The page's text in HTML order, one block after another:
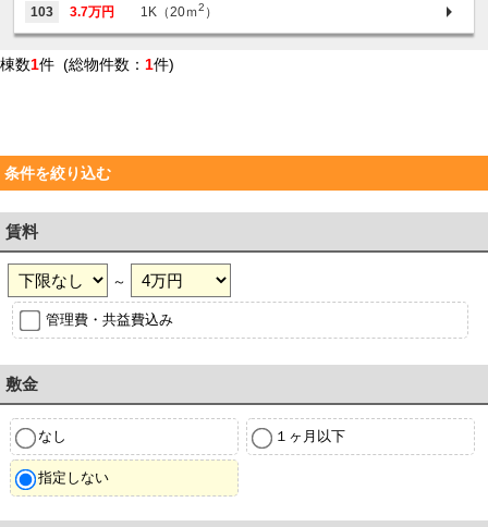
103 3.7万円 1K（20ｍ2 ）
棟数1件 (総物件数： 1件)
条件を絞り込む
賃料
～
管理費・共益費込み
敷金
なし １ヶ月以下
指定しない